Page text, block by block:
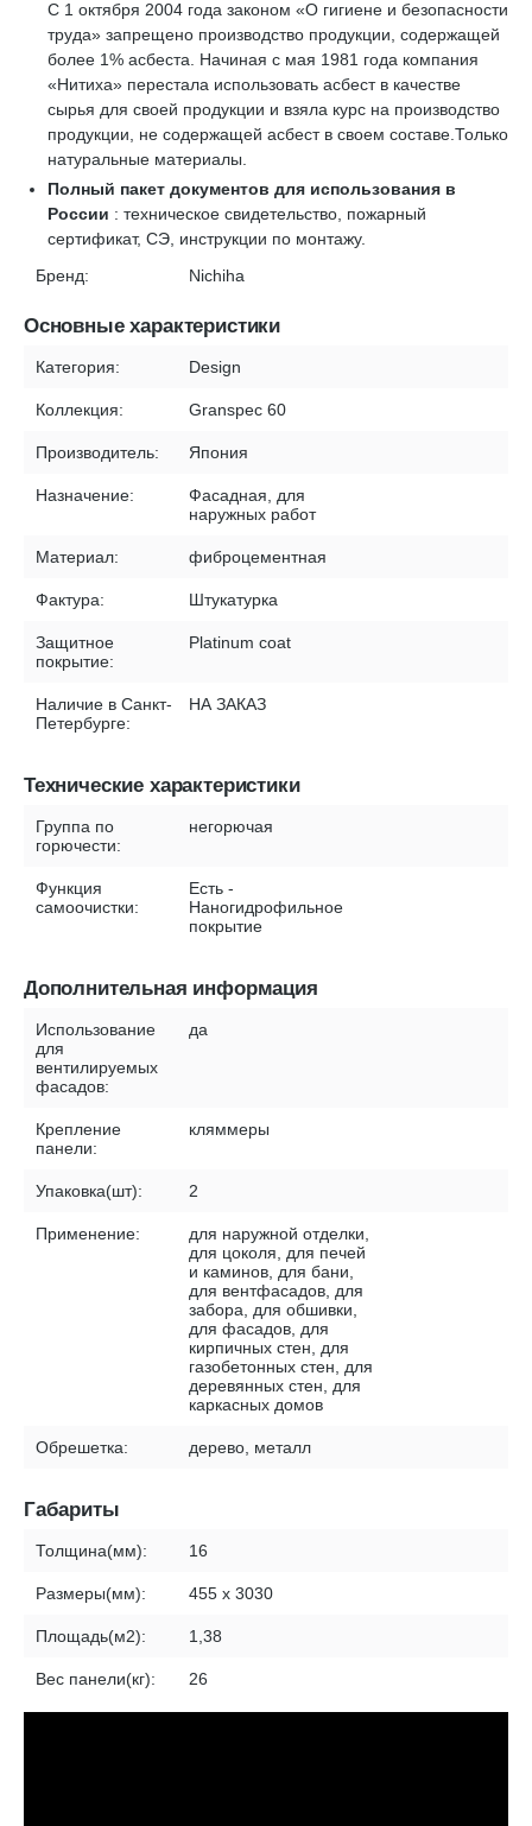
С 1 октября 2004 года законом «О гигиене и безопасности
труда» запрещено производство продукции, содержащей
более 1% асбеста. Начиная с мая 1981 года компания
«Нитиха» перестала использовать асбест в качестве
сырья для своей продукции и взяла курс на производство
продукции, не содержащей асбест в своем составе.Только
натуральные материалы.
Полный пакет документов для использования в
России : техническое свидетельство, пожарный
сертификат, СЭ, инструкции по монтажу.
Бренд:
Nichiha
Основные характеристики
Категория: Design
Коллекция: Granspec 60
Производитель: Япония
Назначение:
Фасадная, для
наружных работ
Материал: фиброцементная
Фактура: Штукатурка
Защитное
покрытие:
Platinum coat
Наличие в Санкт-
Петербурге:
НА ЗАКАЗ
Технические характеристики
Группа по
горючести:
негорючая
Функция
самоочистки:
Есть -
Наногидрофильное
покрытие
Дополнительная информация
Использование
для
вентилируемых
фасадов:
да
Крепление
панели:
кляммеры
Упаковка(шт): 2
Применение:
для наружной отделки,
для цоколя, для печей
и каминов, для бани,
для вентфасадов, для
забора, для обшивки,
для фасадов, для
кирпичных стен, для
газобетонных стен, для
деревянных стен, для
каркасных домов
Обрешетка: дерево, металл
Габариты
Толщина(мм): 16
Размеры(мм): 455 х 3030
Площадь(м2): 1,38
Вес панели(кг): 26